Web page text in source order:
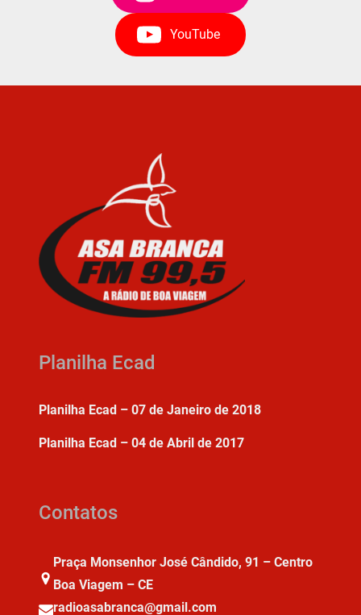
YouTube
Planilha Ecad
Planilha Ecad – 07 de Janeiro de 2018
Planilha Ecad – 04 de Abril de 2017
Contatos
Praça Monsenhor José Cândido, 91 – Centro
Boa Viagem – CE
radioasabranca@gmail.com